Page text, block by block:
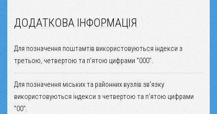
ДОДАТКОВА ІНФОРМАЦІЯ
Для позначення поштамтів використовуються індекси з
третьою, четвертою та п'ятою цифрами "000".
Для позначення міських та районних вузлів зв'язку
використовуються індекси з четвертою та п'ятою цифрами
"00".